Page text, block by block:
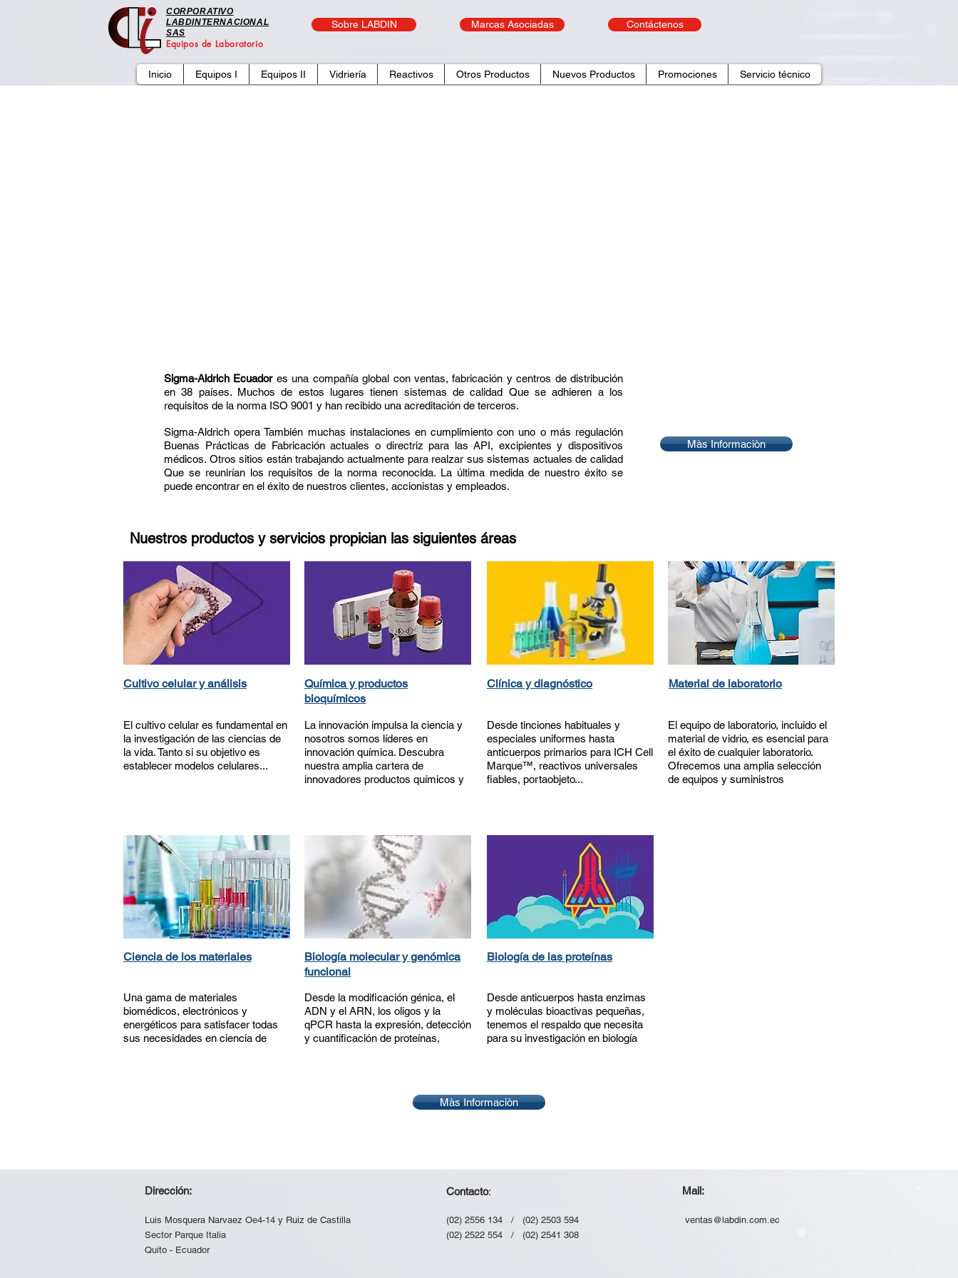
CORPORATIVO
LABDINTERNACIONAL
SAS
Equipos de Laboratorio
Sobre LABDIN Marcas Asociadas Contáctenos
Inicio Equipos I Equipos II Vidriería Reactivos Otros Productos Nuevos Productos Promociones Servicio técnico
Sigma-Aldrich Ecuadores una compañía global con ventas, fabricación y centros de distribución
en 38 países. Muchos de estos lugares tienen sistemas de calidad Que se adhieren a los
requisitos de la norma ISO 9001 y han recibido una acreditación de terceros.
Sigma-Aldrich opera También muchas instalaciones en cumplimiento con uno o más regulación
Buenas Prácticas de Fabricación actuales o directriz para las API, excipientes y dispositivos
médicos. Otros sitios están trabajando actualmente para realzar sus sistemas actuales de calidad
Que se reunirían los requisitos de la norma reconocida. La última medida de nuestro éxito se
puede encontrar en el éxito de nuestros clientes, accionistas y empleados.
Màs Informaciòn
Nuestros productos y servicios propician las siguientes áreas
Cultivo celular y análisis
Química y productos
bioquímicos
El cultivo celular es fundamental en
la investigación de las ciencias de
la vida. Tanto si su objetivo es
establecer modelos celulares...
La innovación impulsa la ciencia y
nosotros somos líderes en
innovación química. Descubra
nuestra amplia cartera de
innovadores productos químicos y
Clínica y diagnóstico Material de laboratorio
Desde tinciones habituales y
especiales uniformes hasta
anticuerpos primarios para ICH Cell
Marque™, reactivos universales
fiables, portaobjeto...
El equipo de laboratorio, incluido el
material de vidrio, es esencial para
el éxito de cualquier laboratorio.
Ofrecemos una amplia selección
de equipos y suministros
Ciencia de los materiales
Biología molecular y genómica
funcional
Una gama de materiales
biomédicos, electrónicos y
energéticos para satisfacer todas
sus necesidades en ciencia de
Desde la modificación génica, el
ADN y el ARN, los oligos y la
qPCR hasta la expresión, detección
y cuantificación de proteínas,
Biología de las proteínas
Desde anticuerpos hasta enzimas
y moléculas bioactivas pequeñas,
tenemos el respaldo que necesita
para su investigación en biología
Màs Informaciòn
Dirección:
Luis Mosquera Narvaez Oe4-14 y Ruiz de Castilla
Sector Parque Italia
Quito - Ecuador
Contacto:
(02) 2556 134 / (02) 2503 594
(02) 2522 554 / (02) 2541 308
Mail:
ventas@labdin.com.ec